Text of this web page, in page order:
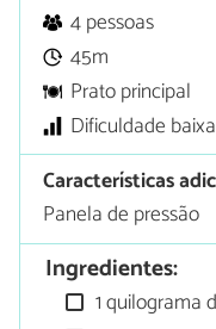
4 pessoas
45m
Prato principal
Dificuldade baixa
Características
Panela de pressão
Ingredientes:
1 quilograma